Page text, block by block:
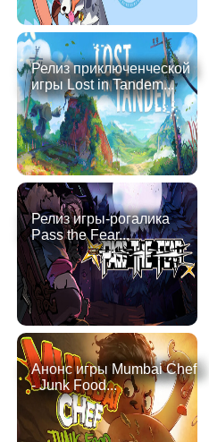
Релиз приключенческой
игры Lost in Tandem...
Релиз игры-рогалика
Pass the Fear...
Анонс игры Mumbai Chef
- Junk Food...